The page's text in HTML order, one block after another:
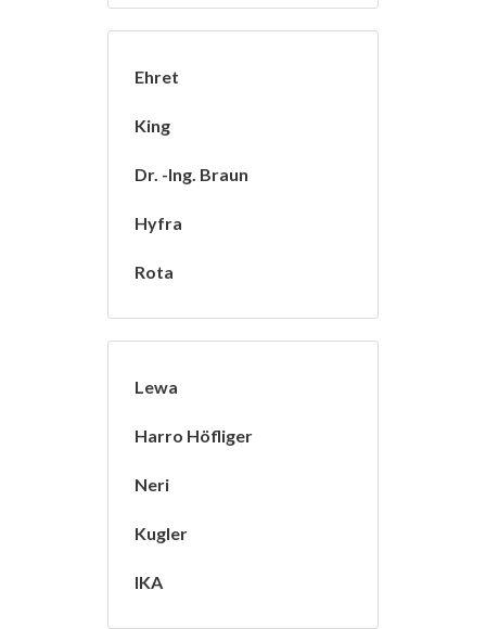
Ehret
King
Dr. -Ing. Braun
Hyfra
Rota
Lewa
Harro Höfliger
Neri
Kugler
IKA